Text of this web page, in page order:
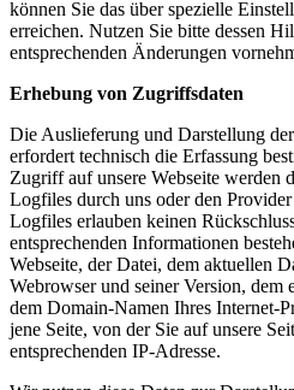
können Sie das über spezielle
erreichen. Nutzen Sie bitte dessen
entsprechenden Änderungen
Erhebung von Zugriffsdaten
Die Auslieferung und Darstellung
erfordert technisch die Erfassung
Zugriff auf unsere Webseite werden
Logfiles durch uns oder den Provider
Logfiles erlauben keinen
entsprechenden Informationen
Webseite, der Datei, dem aktuellen
Webrowser und seiner Version, dem
dem Domain-Namen Ihres Internet-
jene Seite, von der Sie auf unsere
entsprechenden IP-Adresse.